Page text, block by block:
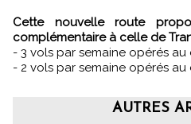
Cette nouvelle route
complémentaire à celle de
- 3 vols par semaine opérés
- 2 vols par semaine opérés au
AUTRES